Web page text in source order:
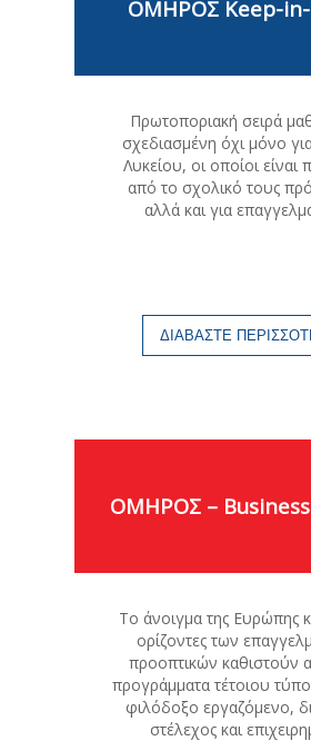
ΟΜΗΡΟΣ Keep-in-
Πρωτοποριακή σειρά
σχεδιασμένη όχι μόνο
Λυκείου, οι οποίοι είναι
από το σχολικό τους
αλλά και για
ΔΙΑΒΑΣΤΕ
ΟΜΗΡΟΣ –
Το άνοιγμα της Ευρώπης
ορίζοντες των
προοπτικών καθιστούν
προγράμματα τέτοιου
φιλόδοξο εργαζόμενο,
στέλεχος και